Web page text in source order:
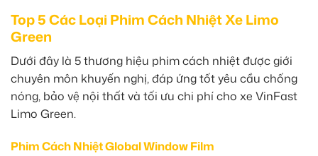
Top 5 Các Loại Phim Cách Nhiệt Xe Limo
Green
Dưới đây là 5 thương hiệu phim cách nhiệt được giới
chuyên môn khuyến nghị, đáp ứng tốt yêu cầu chống
nóng, bảo vệ nội thất và tối ưu chi phí cho xe VinFast
Limo Green.
Phim Cách Nhiệt Global Window Film